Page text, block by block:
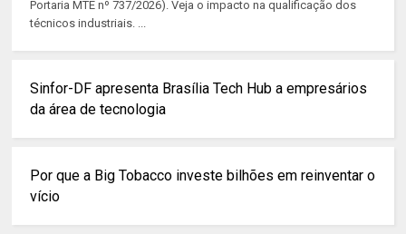
Portaria MTE nº 737/2026). Veja o impacto na qualificação dos
técnicos industriais. ...
Sinfor-DF apresenta Brasília Tech Hub a empresários
da área de tecnologia
Por que a Big Tobacco investe bilhões em reinventar o
vício